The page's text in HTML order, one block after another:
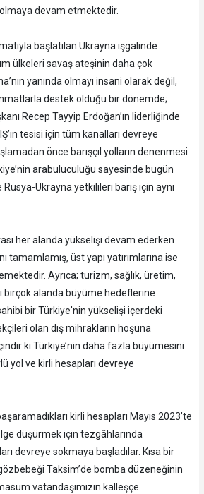
olmaya devam etmektedir.
başlatılan Ukrayna işgalinde
ülkeleri savaş ateşinin daha çok
yanında olmayı insani olarak değil,
destek olduğu bir dönemde;
Recep Tayyip Erdoğan’ın liderliğinde
tesisi için tüm kanalları devreye
önce barışçıl yolların denenmesi
arabuluculuğu sayesinde bugün
Rusya-Ukrayna yetkilileri barış için aynı
her alanda yükselişi devam ederken
tamamlamış, üst yapı yatırımlarına ise
Ayrıca; turizm, sağlık, üretim,
birçok alanda büyüme hedeflerine
bir Türkiye'nin yükselişi içerdeki
olan dış mihrakların hoşuna
ki Türkiye’nin daha fazla büyümesini
yol ve kirli hesapları devreye
kirli hesapları Mayıs 2023’te
düşürmek için tezgâhlarında
devreye sokmaya başladılar. Kısa bir
Taksim’de bomba düzeneğinin
vatandaşımızın kalleşçe